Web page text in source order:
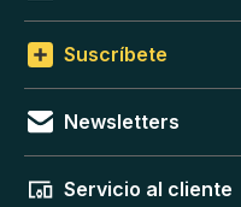
Suscríbete
Newsletters
Servicio al cliente